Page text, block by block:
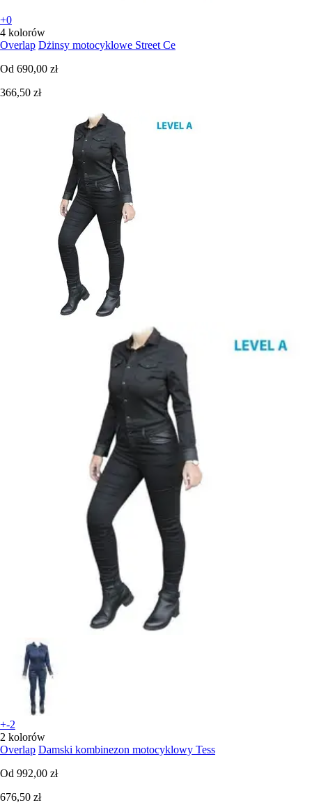
+0
4 kolorów
Overlap Dżinsy motocyklowe Street Ce
Od 690,00 zł
366,50 zł
+-2
2 kolorów
Overlap Damski kombinezon motocyklowy Tess
Od 992,00 zł
676,50 zł